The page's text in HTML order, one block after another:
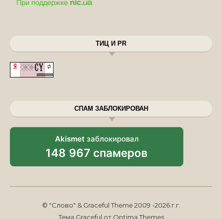
ТИЦ И PR
СПАМ ЗАБЛОКИРОВАН
Akismet заблокировал
148 967 спамеров
© "Слово" & Graceful Theme 2009 -2026 г.г.
Тема Graceful от Optima Themes